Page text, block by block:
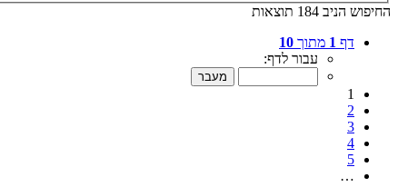
החיפוש הניב 184 תוצאות
דף 1 מתוך 10
עבור לדף:
1
2
3
4
5
…